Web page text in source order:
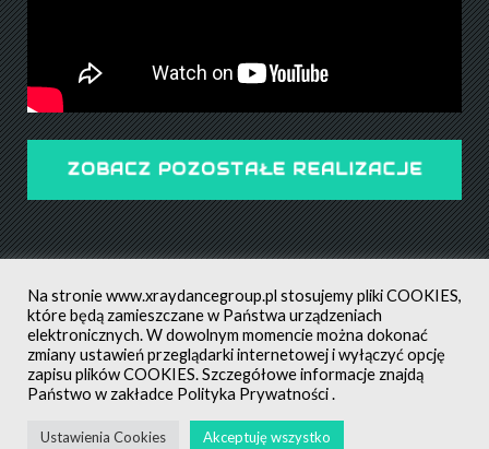
ZOBACZ POZOSTAŁE REALIZACJE
POLITYKA PRYWATNOŚCI
ALL RIGHTS RESERVED ©
CREATED BY: MATEUSZ ŚWIST (MŚ)
AUTORZY ZDJĘĆ NA STRONIE XRAYDANCEGROUP.PL: NEL GWIAZDOWSKA, GRZEGORZ
Na stroniewww.xraydancegroup.pl stosujemy pliki COOKIES,
które będą zamieszczane w Państwa urządzeniach
elektronicznych. W dowolnym momencie można dokonać
zmiany ustawień przeglądarki internetowej i wyłączyć opcję
zapisu plików COOKIES. Szczegółowe informacje znajdą
Państwo w zakładce Polityka Prywatności.
Ustawienia Cookies Akceptuję wszystko